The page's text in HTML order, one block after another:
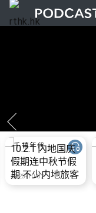
10.2.1 内地国庆
假期连中秋节假
期 不少内地旅客
到港旅游
2025-10-02